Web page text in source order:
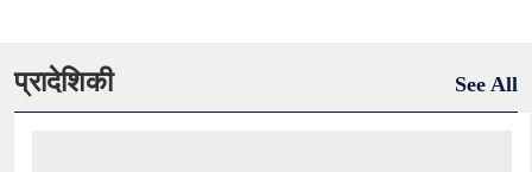
प्रादेशिकी See All